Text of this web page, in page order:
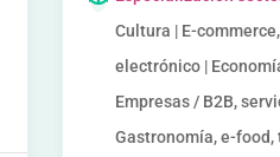
Cultura | E-
electrónico |
Empresas / B2B,
Gastronomía, e-